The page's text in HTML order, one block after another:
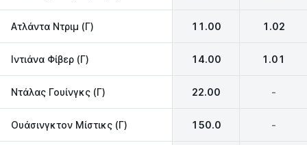
Ατλάντα Ντριμ (Γ) 11.00 1.02
Ιντιάνα Φίβερ (Γ) 14.00 1.01
Ντάλας Γουίνγκς (Γ) 22.00 -
Ουάσινγκτον Μίστικς (Γ) 150.0 -